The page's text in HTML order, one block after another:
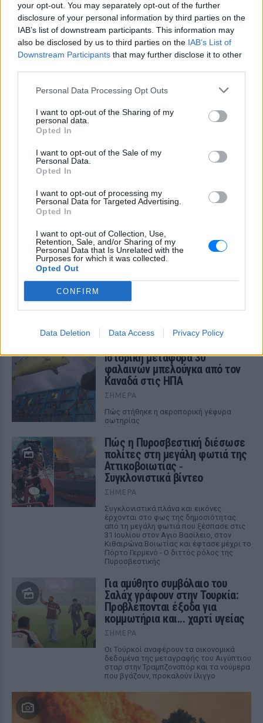
your opt-out. You may separately opt-out of the further
disclosure of your personal information by third parties on the
IAB’s list of downstream participants. This information may
also be disclosed by us to third parties on the IAB’s List of
Downstream Participants that may further disclose it to other
Personal Data Processing Opt Outs
I want to opt-out of the Sharing of my
personal data.
Opted In
I want to opt-out of the Sale of my
Personal Data.
Opted In
I want to opt-out of processing my
Personal Data for Targeted Advertising.
Opted In
I want to opt-out of Collection, Use,
Retention, Sale, and/or Sharing of my
Personal Data that Is Unrelated with the
Purposes for which it was collected.
Opted Out
CONFIRM
Data Deletion Data Access Privacy Policy
ΔΙΑΦΗΜΙΣΗ
ΔΕΙΤΕ ΕΠΙΣΗΣ
ΣΤΗΝ ΙΔΙΑ ΚΑΤΗΓΟΡΙΑ
Ιστορική μεταφορά 30
φαλαινών μπελούγκα από τον
Καναδά στις ΗΠΑ
ΣΉΜΕΡΑ
Πώς στήθηκε η αεροπορική γέφυρα
σωτηρίας
Πώς η Πυροσβεστική διέσωσε
πολίτες στη μεγάλη φωτιά της
Αττικοβοιωτίας ‑
Συγκλονιστικά βίντεο
ΣΉΜΕΡΑ
Συγκλονιστικά πλάνα και εικόνες
έρχονται στο φως της δημοσιότητας
από τη μεγάλη φωτιά που ξέσπασε στις
31 Ιουλίου στον Αγιο Βασίλειο, στον
Κιθαιρώνα Βοιωτίας και έφτασε μέχρι το
Πόρτο Γερμενό - Ο διττός ρόλος της
Πυροσβεστικής
Για αμύθητο συμβόλαιο του
Σαλάχ γράφουν στην Τουρκία:
Προβλέπονται έξοδα για
κομμωτήρια και... χαρτί υγείας
ΣΉΜΕΡΑ
Οι Τούρκοί αναφέρουν τα οικονομικά
δεδομένα της μεταγραφής του Αιγύπτιου
σταρ στην Τραμπζονσπόρ και τα νούμερα
που βγάζουν, προκαλούν ίλιγγο